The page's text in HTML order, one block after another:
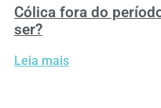
Cólica fora do
ser?
Leia mais